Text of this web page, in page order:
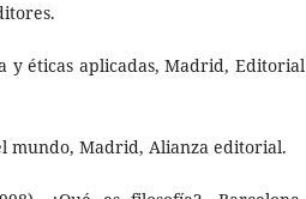
y éticas aplicadas, Madrid, Editorial
Madrid, Alianza editorial.